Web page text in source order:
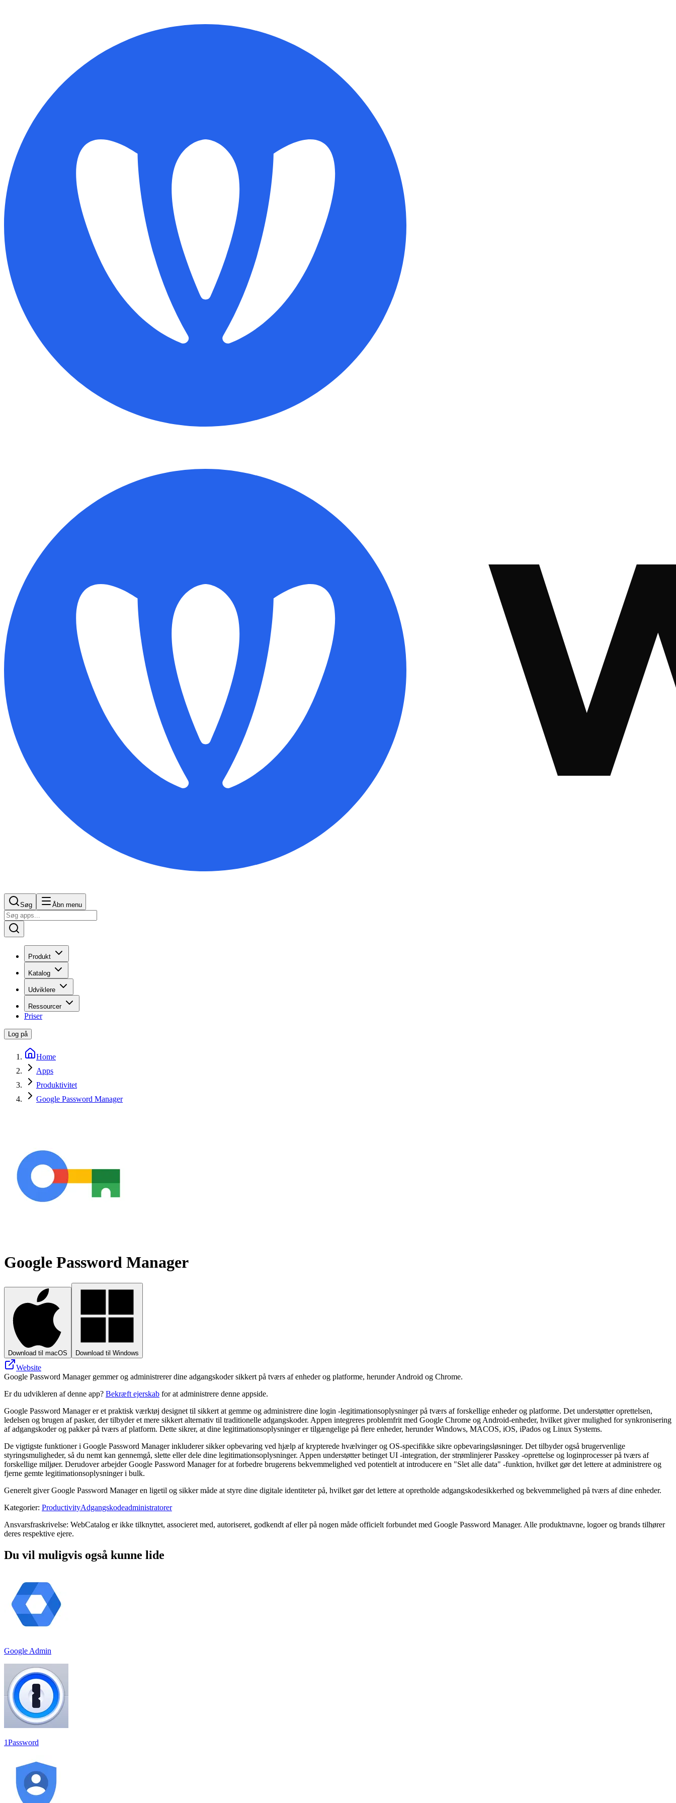
Søg Åbn menu
Produkt
Katalog
Udviklere
Ressourcer
Priser
Log på
Home
Apps
Produktivitet
Google Password Manager
Google Password Manager
Download til macOS Download til Windows
Website
Google Password Manager gemmer og administrerer dine adgangskoder sikkert på tværs af enheder og platforme, herunder Android og Chrome.
Er du udvikleren af denne app? Bekræft ejerskab for at administrere denne appside.
Google Password Manager er et praktisk værktøj designet til sikkert at gemme og administrere dine login -legitimationsoplysninger på tværs af forskellige enheder og platforme. Det understøtter oprettelsen,
ledelsen og brugen af ​​pasker, der tilbyder et mere sikkert alternativ til traditionelle adgangskoder. Appen integreres problemfrit med Google Chrome og Android-enheder, hvilket giver mulighed for synkronisering
af adgangskoder og pakker på tværs af platform. Dette sikrer, at dine legitimationsoplysninger er tilgængelige på flere enheder, herunder Windows, MACOS, iOS, iPados og Linux Systems.
De vigtigste funktioner i Google Password Manager inkluderer sikker opbevaring ved hjælp af krypterede hvælvinger og OS-specifikke sikre opbevaringsløsninger. Det tilbyder også brugervenlige
styringsmuligheder, så du nemt kan gennemgå, slette eller dele dine legitimationsoplysninger. Appen understøtter betinget UI -integration, der strømlinjerer Passkey -oprettelse og loginprocesser på tværs af
forskellige miljøer. Derudover arbejder Google Password Manager for at forbedre brugerens bekvemmelighed ved potentielt at introducere en "Slet alle data" -funktion, hvilket gør det lettere at administrere og
fjerne gemte legitimationsoplysninger i bulk.
Generelt giver Google Password Manager en ligetil og sikker måde at styre dine digitale identiteter på, hvilket gør det lettere at opretholde adgangskodesikkerhed og bekvemmelighed på tværs af dine enheder.
Kategorier: ProductivityAdgangskodeadministratorer
Ansvarsfraskrivelse: WebCatalog er ikke tilknyttet, associeret med, autoriseret, godkendt af eller på nogen måde officielt forbundet med Google Password Manager. Alle produktnavne, logoer og brands tilhører
deres respektive ejere.
Du vil muligvis også kunne lide
Google Admin
1Password